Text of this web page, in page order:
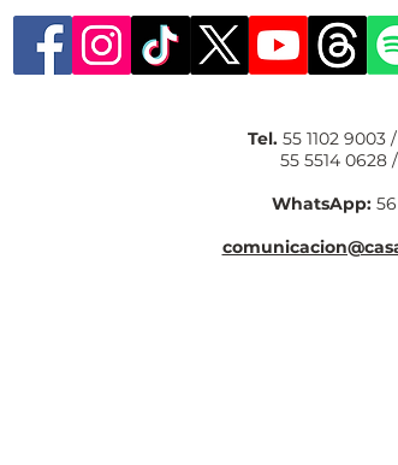
Tel.55 1102 9003
55 5514 0628 /
WhatsApp: